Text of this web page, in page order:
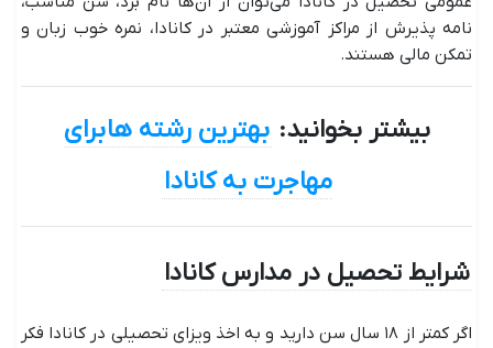
نامه پذیرش از مراکز آموزشی معتبر در کانادا، نمره خوب زبان و
تمکن مالی هستند.
بیشتر بخوانید: بهترین رشته ها برای
مهاجرت به کانادا
شرایط تحصیل در مدارس کانادا
اگر کمتر از ۱۸ سال سن دارید و به اخذ ویزای تحصیلی در کانادا فکر